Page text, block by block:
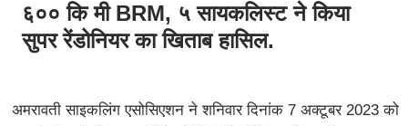
६०० कि मी BRM, ५ सायकलिस्ट ने किया
सुपर रेंडोनियर का खिताब हासिल.
अमरावती साइकलिंग एसोसिएशन ने शनिवार दिनांक 7 अक्टूबर 2023 को